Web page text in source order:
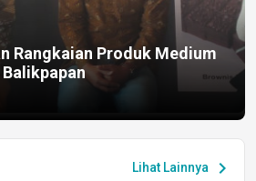
Rangkaian Produk Medium
Lihat Lainnya chevron_right